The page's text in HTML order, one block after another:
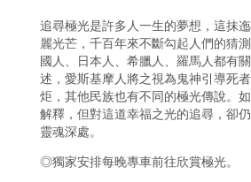
追尋極光是許多人一生的夢想，這抹
麗光芒，千百年來不斷勾起人們的猜
國人、日本人、希臘人、羅馬人都有
述，愛斯基摩人將之視為鬼神引導死
炬，其他民族也有不同的極光傳說。
解釋，但對這道幸福之光的追尋，卻
靈魂深處。
◎獨家安排每晚專車前往欣賞極光。